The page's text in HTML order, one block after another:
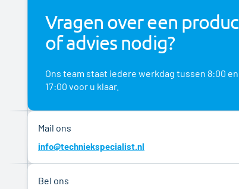
Vragen over een
of advies nodig?
Ons team staat iedere werkdag tussen 8:00 en
17:00 voor u klaar.
Mail ons
info@techniekspecialist.nl
Bel ons